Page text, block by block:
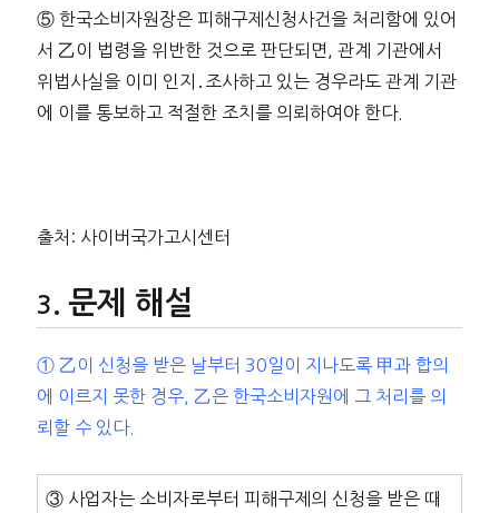
⑤ 한국소비자원장은 피해구제신청사건을 처리함에 있어
서 乙이 법령을 위반한 것으로 판단되면, 관계 기관에서
위법사실을 이미 인지․조사하고 있는 경우라도 관계 기관
에 이를 통보하고 적절한 조치를 의뢰하여야 한다.
출처: 사이버국가고시센터
문제 해설
① 乙이 신청을 받은 날부터 30일이 지나도록 甲과 합의
에 이르지 못한 경우, 乙은 한국소비자원에 그 처리를 의
뢰할 수 있다.
③ 사업자는 소비자로부터 피해구제의 신청을 받은 때